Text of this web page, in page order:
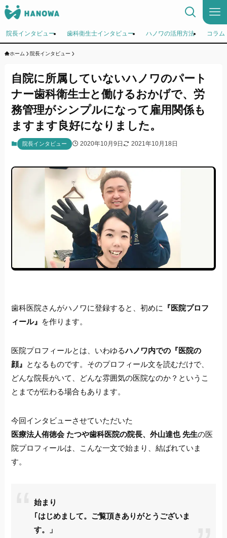
院長インタビュー 歯科衛生士インタビュー ハノワの活用方法 コラム
ホーム 院長インタビュー
自院に所属していないハノワのパート
ナー歯科衛生士と働けるおかげで、労
務管理がシンプルになって雇用関係も
ますます良好になりました。
院長インタビュー 2020年10月9日 2021年10月18日
歯科医院さんがハノワに登録すると、初めに
『医院プロフ
ィール』 を作ります。
医院プロフィールとは、いわゆるハノワ内での『医院の
顔』 となるものです。そのプロフィール文を読むだけで、
どんな院長がいて、どんな雰囲気の医院なのか？というこ
とまでが伝わる場合もあります。
今回インタビューさせていただいた
医療法人侑徳会 たつや歯科医院の院長、外山達也 先生の医
院プロフィールは、こんな一文で始まり、結ばれていま
す。
始まり
｢はじめまして。ご覧頂きありがとうございま
す。」